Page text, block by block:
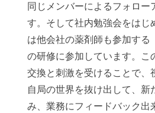
同じメンバーによるフォロー
す。そして社内勉強会をはじ
は他会社の薬剤師も参加する
の研修に参加しています。こ
交換と刺激を受けることで、
自局の世界を抜け出して、新
み、業務にフィードバック出